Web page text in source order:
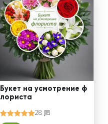
Букет на усмотрение ф
лориста
28